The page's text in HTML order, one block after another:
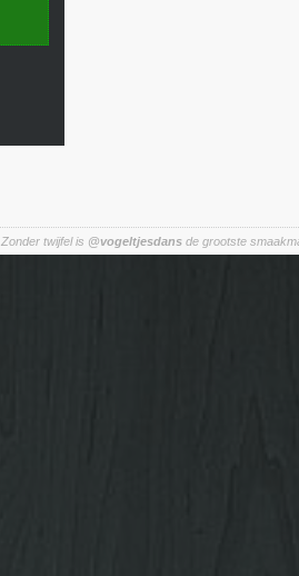
Zonder twijfel is @vogeltjesdans de grootste